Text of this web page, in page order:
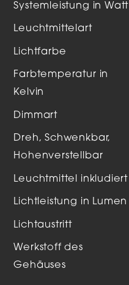
Systemleistung in Watt
Leuchtmittelart
Lichtfarbe
Farbtemperatur in
Kelvin
Dimmart
Dreh, Schwenkbar,
Hohenverstellbar
Leuchtmittel inkludiert
Lichtleistung in Lumen
Lichtaustritt
Werkstoff des
Gehäuses